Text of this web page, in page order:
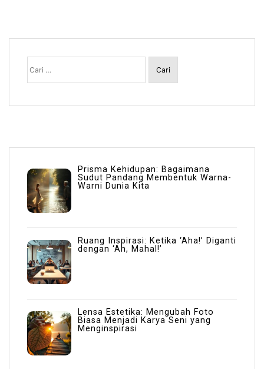
Cari
untuk:
Prisma Kehidupan: Bagaimana
Sudut Pandang Membentuk Warna-
Warni Dunia Kita
Ruang Inspirasi: Ketika ‘Aha!’ Diganti
dengan ‘Ah, Mahal!’
Lensa Estetika: Mengubah Foto
Biasa Menjadi Karya Seni yang
Menginspirasi